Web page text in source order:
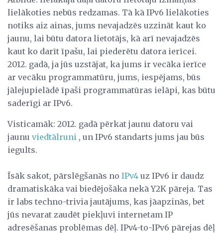
lielākoties nebūs redzamas. Tā kā IPv6 lielākoties
notiks aiz ainas, jums nevajadzēs uzzināt kaut ko
jaunu, lai būtu datora lietotājs, kā arī nevajadzēs
kaut ko darīt īpašu, lai piederētu datora ierīcei.
2012. gadā, ja jūs uzstājat, ka jums ir vecāka ierīce
ar vecāku programmatūru, jums, iespējams, būs
jālejupielādē īpaši programmatūras ielāpi, kas būtu
saderīgi ar IPv6.
Visticamāk: 2012. gadā pērkat jaunu datoru vai
jaunu viedtālruni , un IPv6 standarts jums jau būs
iegults.
Īsāk sakot, pārslēgšanās no IPv4 uz IPv6 ir daudz
dramatiskāka vai biedējošāka nekā Y2K pāreja. Tas
ir labs techno-trivia jautājums, kas jāapzinās, bet
jūs nevarat zaudēt piekļuvi internetam IP
adresēšanas problēmas dēļ. IPv4-to-IPv6 pārejas dēļ